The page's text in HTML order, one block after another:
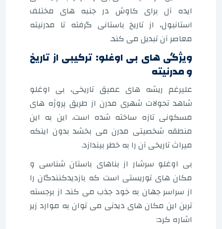
ایده آل برای کاوش در جنبه های مختلف
استانبول، از تاریخ باستانی گرفته تا مدرنیته
معاصر آن تبدیل می کند.
ویژگی های بی اوغلو: ترکیبی از تاریخ
و مدرنیته
علیرغم ریشه های عمیق تاریخی، بی اوغلو
شاهد تحولات شهری مدرن از طریق پروژه های
مسکونی تازه ساخته شده است. این به این
منطقه شخصیتی مدرن می بخشد بدون اینکه
میراث تاریخی آن را به خطر بیندازد.
بی اوغلو سرشار از بناهای باستان شناسی و
مکان های توریستی است که بازدیدکنندگان را
از سراسر جهان به خود جذب می کند. از برجسته
ترین این مکان های دیدنی می توان به موارد زیر
اشاره کرد: